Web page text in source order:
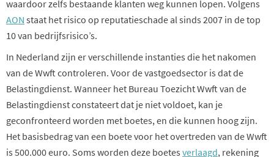
waardoor zelfs bestaande klanten weg kunnen lopen. Volgens
AON staat het risico op reputatieschade al sinds 2007 in de top
10 van bedrijfsrisico’s.
In Nederland zijn er verschillende instanties die het nakomen
van de Wwft controleren. Voor de vastgoedsector is dat de
Belastingdienst. Wanneer het Bureau Toezicht Wwft van de
Belastingdienst constateert dat je niet voldoet, kan je
geconfronteerd worden met boetes, en die kunnen hoog zijn.
Het basisbedrag van een boete voor het overtreden van de Wwft
is 500.000 euro. Soms worden deze boetes verlaagd, rekening